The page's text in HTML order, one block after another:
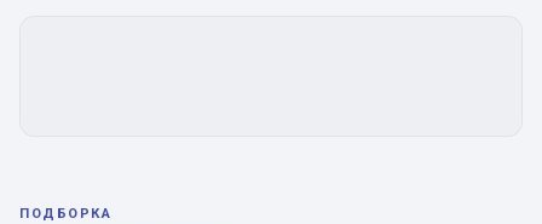
ПОДБОРКА